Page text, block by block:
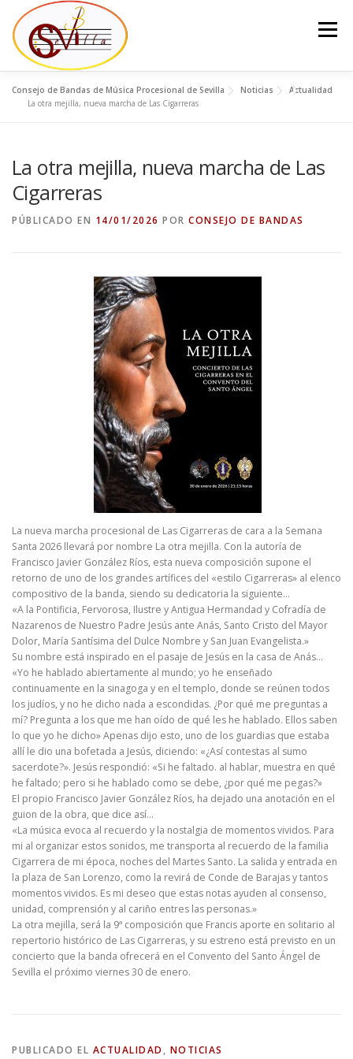
contenido
Menú
EL CONSEJO LA JUNTA DEL CONSEJO
NOTICIAS CONTACTO
Consejo de Bandas de Música Procesional de Sevilla Noticias
Actualidad
La otra mejilla, nueva marcha de Las Cigarreras
La otra mejilla, nueva marcha de Las
Cigarreras
PÚBLICADO EN 14/01/2026 POR CONSEJO DE BANDAS
La nueva marcha procesional de Las Cigarreras de cara a la Semana
Santa 2026 llevará por nombre La otra mejilla. Con la autoría de
Francisco Javier González Ríos, esta nueva composición supone el
retorno de uno de los grandes artífices del «estilo Cigarreras» al elenco
compositivo de la banda, siendo su dedicatoria la siguiente…
«A la Pontificia, Fervorosa, Ilustre y Antigua Hermandad y Cofradía de
Nazarenos de Nuestro Padre Jesús ante Anás, Santo Cristo del Mayor
Dolor, María Santísima del Dulce Nombre y San Juan Evangelista.»
Su nombre está inspirado en el pasaje de Jesús en la casa de Anás…
«Yo he hablado abiertamente al mundo; yo he enseñado
continuamente en la sinagoga y en el templo, donde se reúnen todos
los judíos, y no he dicho nada a escondidas. ¿Por qué me preguntas a
mí? Pregunta a los que me han oído de qué les he hablado. Ellos saben
lo que yo he dicho» Apenas dijo esto, uno de los guardias que estaba
allí le dio una bofetada a Jesús, diciendo: «¿Así contestas al sumo
sacerdote?». Jesús respondió: «Si he faltado. al hablar, muestra en qué
he faltado; pero si he hablado como se debe, ¿por qué me pegas?»
El propio Francisco Javier González Ríos, ha dejado una anotación en el
guion de la obra, que dice así…
«La música evoca al recuerdo y la nostalgia de momentos vividos. Para
mi al organizar estos sonidos, me transporta al recuerdo de la familia
Cigarrera de mi época, noches del Martes Santo. La salida y entrada en
la plaza de San Lorenzo, como la revirá de Conde de Barajas y tantos
momentos vividos. Es mi deseo que estas notas ayuden al consenso,
unidad, comprensión y al cariño entres las personas.»
La otra mejilla, será la 9ª composición que Francis aporte en solitario al
repertorio histórico de Las Cigarreras, y su estreno está previsto en un
concierto que la banda ofrecerá en el Convento del Santo Ángel de
Sevilla el próximo viernes 30 de enero.
PUBLICADO EL ACTUALIDAD , NOTICIAS